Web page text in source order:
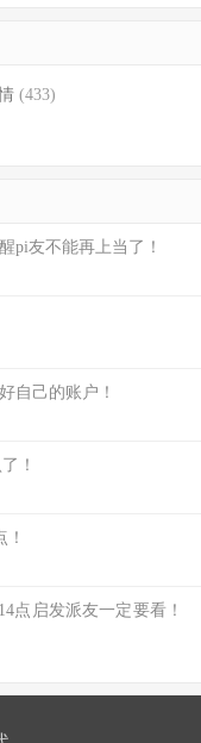
(433)
pi友不能再上当了！
自己的账户！
！
点启发派友一定要看！